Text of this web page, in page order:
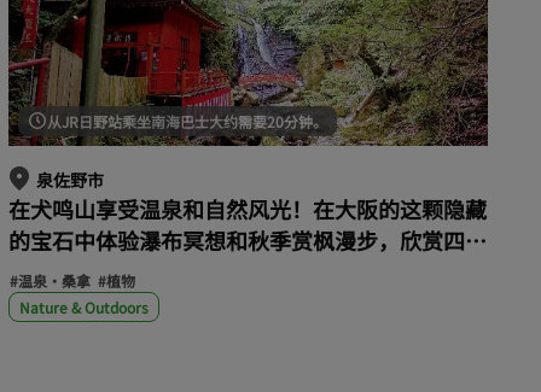
从JR日野站乘坐南海巴士大约需要20分钟。
泉佐野市
在犬鸣山享受温泉和自然风光！在大阪的这颗隐藏
的宝石中体验瀑布冥想和秋季赏枫漫步，欣赏四季
不同的山谷美景！
#温泉・桑拿 #植物
Nature & Outdoors